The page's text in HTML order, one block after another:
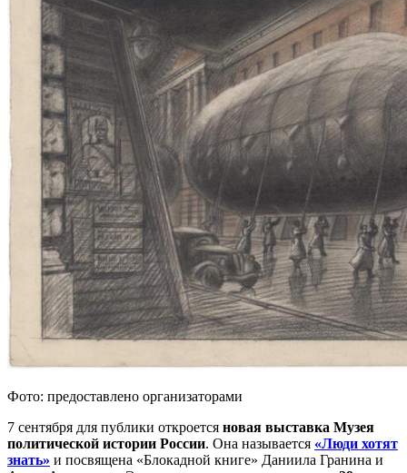
Фото: предоставлено организаторами
7 сентября для публики откроется новая выставка Музея
политической истории России. Она называется «Люди хотят
знать» и посвящена «Блокадной книге» Даниила Гранина и